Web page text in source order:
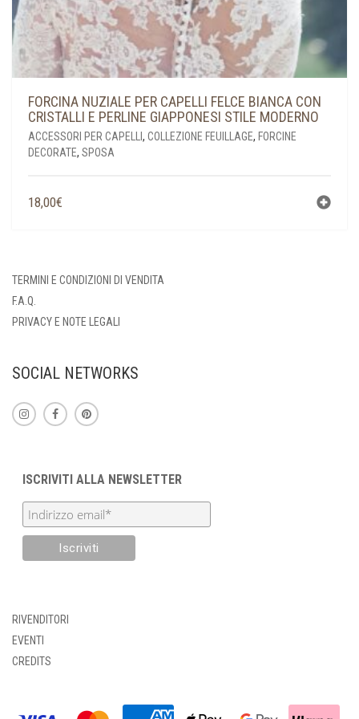
FORCINA NUZIALE PER CAPELLI FELCE BIANCA CON
CRISTALLI E PERLINE GIAPPONESI STILE MODERNO
ACCESSORI PER CAPELLI , COLLEZIONE FEUILLAGE, FORCINE
DECORATE, SPOSA
18,00€
TERMINI E CONDIZIONI DI VENDITA
F.A.Q.
PRIVACY E NOTE LEGALI
SOCIAL NETWORKS
ISCRIVITI ALLA NEWSLETTER
RIVENDITORI
EVENTI
CREDITS